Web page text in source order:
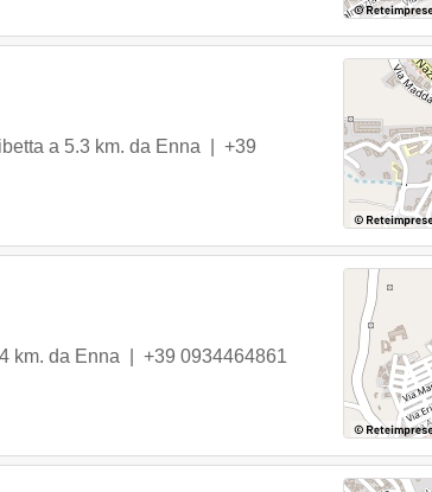
a 5.3 km. da Enna | +39
km. da Enna | +39 0934464861